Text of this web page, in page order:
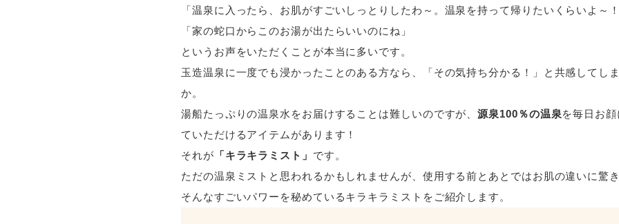
「温泉に入ったら、お肌がすごいしっとりしたわ～。温泉を持って帰りたいくらいよ～！
「家の蛇口からこのお湯が出たらいいのにね」
というお声をいただくことが本当に多いです。
玉造温泉に一度でも浸かったことのある方なら、「その気持ち分かる！」と共感してし
か。
湯船たっぷりの温泉水をお届けすることは難しいのですが、源泉100％の温泉を毎日お
ていただけるアイテムがあります！
それが 「キラキラミスト」 です。
ただの温泉ミストと思われるかもしれませんが、使用する前とあとではお肌の違いに驚
そんなすごいパワーを秘めているキラキラミストをご紹介します。